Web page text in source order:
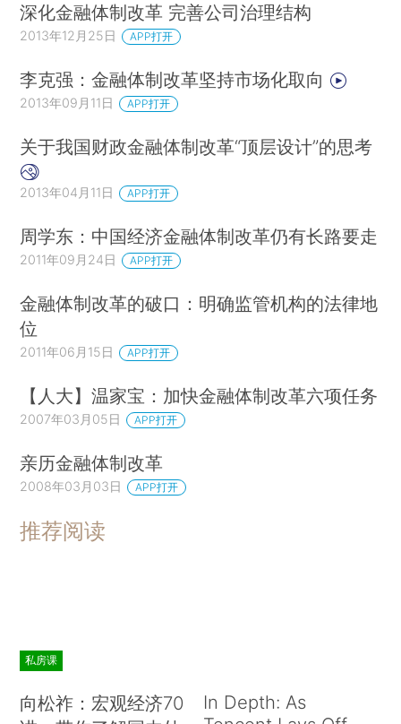
深化金融体制改革 完善公司治理结构
2013年12月25日 APP打开
李克强：金融体制改革坚持市场化取向
2013年09月11日 APP打开
关于我国财政金融体制改革“顶层设计”的思考
2013年04月11日 APP打开
周学东：中国经济金融体制改革仍有长路要走
2011年09月24日 APP打开
金融体制改革的破口：明确监管机构的法律地
位
2011年06月15日 APP打开
【人大】温家宝：加快金融体制改革六项任务
2007年03月05日 APP打开
亲历金融体制改革
2008年03月03日 APP打开
推荐阅读
私房课
向松祚：宏观经济70
In Depth: As